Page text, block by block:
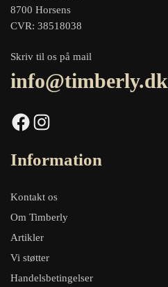
8700 Horsens
CVR: 38518038
Skriv til os på mail
info@timberly.dk
Facebook Instagram
Information
Kontakt os
Om Timberly
Artikler
Vi støtter
Handelsbetingelser